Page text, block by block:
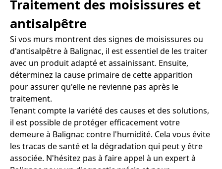
Traitement des moisissures et
antisalpêtre
Si vos murs montrent des signes de moisissures ou
d'antisalpêtre à Balignac, il est essentiel de les traiter
avec un produit adapté et assainissant. Ensuite,
déterminez la cause primaire de cette apparition
pour assurer qu'elle ne revienne pas après le
traitement.
Tenant compte la variété des causes et des solutions,
il est possible de protéger efficacement votre
demeure à Balignac contre l'humidité. Cela vous évite
les tracas de santé et la dégradation qui peut y être
associée. N'hésitez pas à faire appel à un expert à